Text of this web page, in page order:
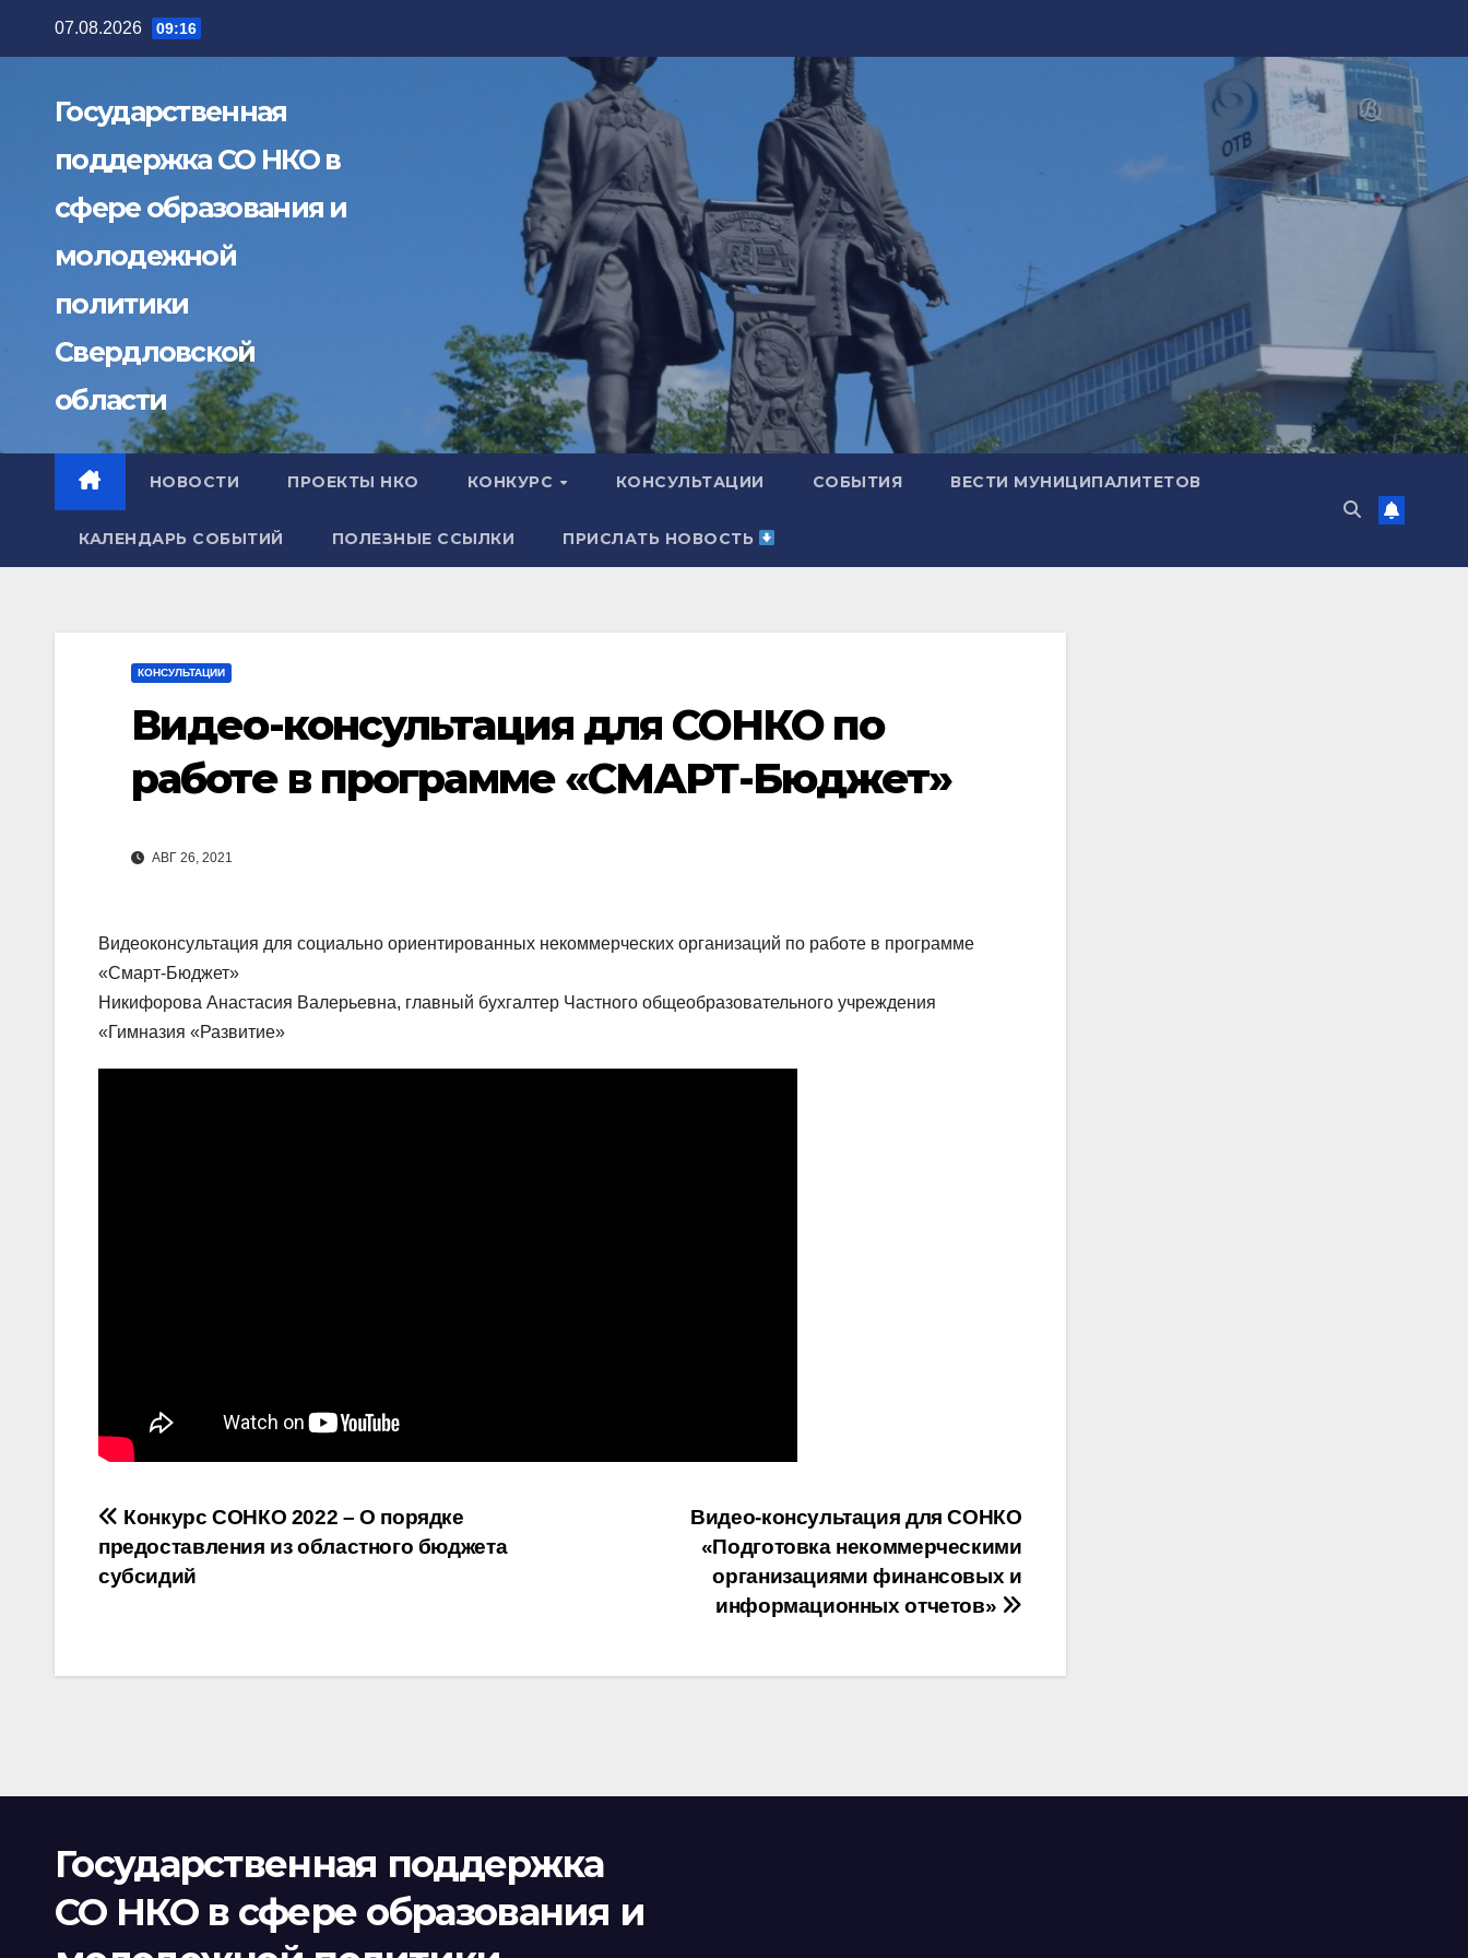
07.08.2026 09:16
Государственная
поддержка СО НКО в
сфере образования и
молодежной
политики
Свердловской
области
НОВОСТИ ПРОЕКТЫ НКО КОНКУРС КОНСУЛЬТАЦИИ СОБЫТИЯ ВЕСТИ МУНИЦИПАЛИТЕТОВ
КАЛЕНДАРЬ СОБЫТИЙ ПОЛЕЗНЫЕ ССЫЛКИ ПРИСЛАТЬ НОВОСТЬ
КОНСУЛЬТАЦИИ
Видео-консультация для СОНКО по
работе в программе «СМАРТ-Бюджет»
АВГ 26, 2021
Видеоконсультация для социально ориентированных некоммерческих организаций по работе в программе
«Смарт-Бюджет»
Никифорова Анастасия Валерьевна, главный бухгалтер Частного общеобразовательного учреждения
«Гимназия «Развитие»
Навигация
по
Видео-консультация для СОНКО
«Подготовка некоммерческими
организациями финансовых и
информационных отчетов»
Конкурс СОНКО 2022 – О порядке
предоставления из областного бюджета
субсидий
Государственная поддержка
СО НКО в сфере образования и